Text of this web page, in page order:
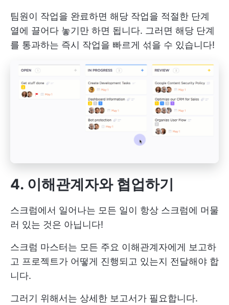
팀원이 작업을 완료하면 해당 작업을 적절한 단계
열에 끌어다 놓기만 하면 됩니다. 그러면 해당 단계
를 통과하는 즉시 작업을 빠르게 섞을 수 있습니다!
4. 이해관계자와 협업하기
스크럼에서 일어나는 모든 일이 항상 스크럼에 머물
러 있는 것은 아닙니다!
스크럼 마스터는 모든 주요 이해관계자에게 보고하
고 프로젝트가 어떻게 진행되고 있는지 전달해야 합
니다.
그러기 위해서는 상세한 보고서가 필요합니다.